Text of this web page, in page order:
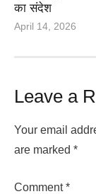
का संदेश
April 14, 2026
Leave a
Your email
are marked *
Comment*